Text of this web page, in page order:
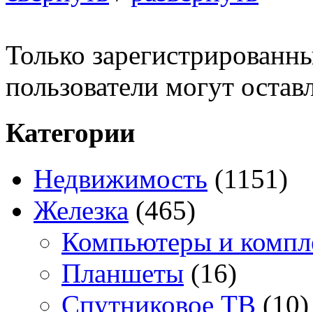
Только
пользователи могут
Категории
Недвижимость (1151)
Железка (465)
Компьютеры и
Планшеты (16)
Спутниковое ТВ (10)